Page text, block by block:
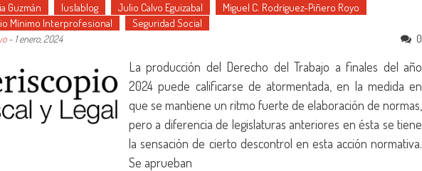
Guzmán Iuslablog Julio Calvo Eguizabal
Miguel C. Rodríguez-Piñero Royo
Mínimo Interprofesional Seguridad Social
- 1 enero, 2024 0
La producción del Derecho del Trabajo a finales del año
2024 puede calificarse de atormentada, en la medida en
que se mantiene un ritmo fuerte de elaboración de normas,
pero a diferencia de legislaturas anteriores en ésta se tiene
la sensación de cierto descontrol en esta acción normativa.
Se aprueban